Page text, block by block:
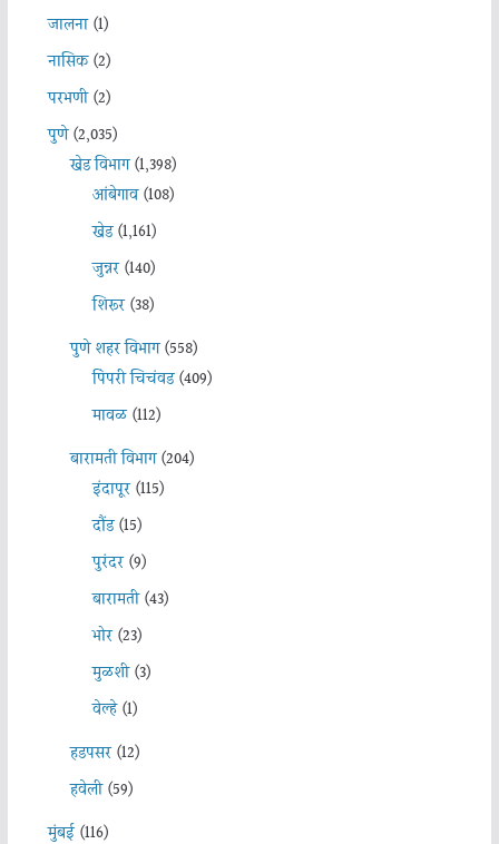
जालना(1)
नासिक(2)
परभणी(2)
पुणे(2,035)
खेड विभाग(1,398)
आंबेगाव(108)
खेड(1,161)
जुन्नर(140)
शिरूर(38)
पुणे शहर विभाग(558)
पिंपरी चिचंवड(409)
मावळ(112)
बारामती विभाग(204)
इंदापूर(115)
दौंड(15)
पुरंदर(9)
बारामती(43)
भोर(23)
मुळशी(3)
वेल्हे(1)
हडपसर(12)
हवेली(59)
मुंबई(116)